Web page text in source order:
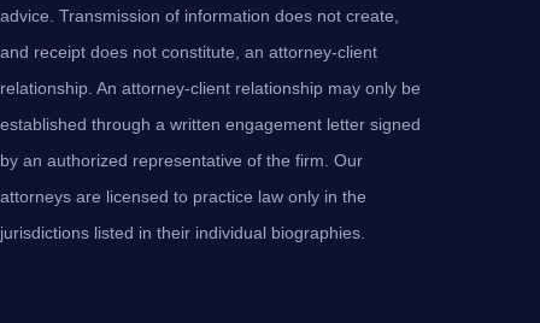
advice. Transmission of information does not create,
and receipt does not constitute, an attorney-client
relationship. An attorney-client relationship may only be
established through a written engagement letter signed
by an authorized representative of the firm. Our
attorneys are licensed to practice law only in the
jurisdictions listed in their individual biographies.